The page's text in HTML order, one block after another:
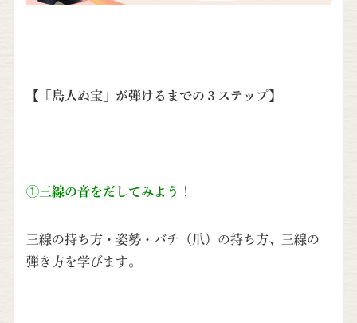
【「島人ぬ宝」が弾けるまでの３ステップ】
①三線の音をだしてみよう！
三線の持ち方・姿勢・バチ（爪）の持ち方、三線の
弾き方を学びます。